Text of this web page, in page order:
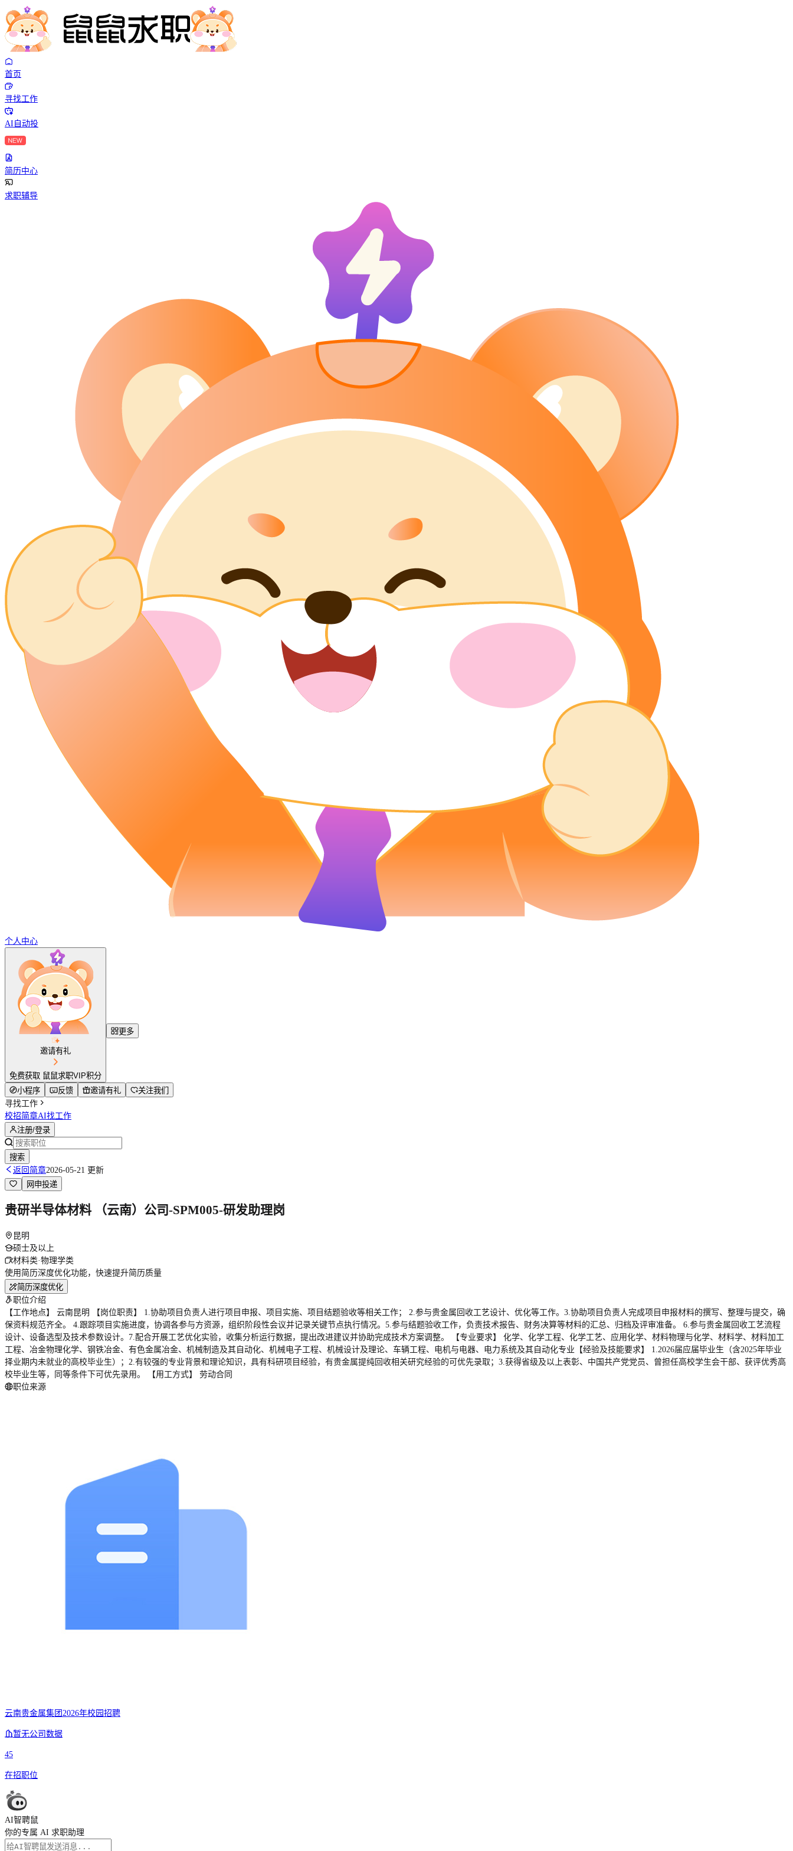
首页
寻找工作
AI自动投
简历中心
求职辅导
个人中心
邀请有礼
免费获取 鼠鼠求职VIP积分
更多
小程序 反馈 邀请有礼
关注我们
寻找工作
校招简章AI找工作
注册/登录
搜索
返回简章2026-05-21 更新
网申投递
贵研半导体材料 （云南）公司-SPM005-研发助理岗
昆明
硕士及以上
材料类·物理学类
使用简历深度优化功能，快速提升简历质量
简历深度优化
职位介绍
【工作地点】 云南昆明 【岗位职责】 1.协助项目负责人进行项目申报、项目实施、项目结题验收等相关工作； 2.参与贵金属回收工艺设计、优化等工作。3.协助项目负责人完成项目申报材料的撰写、整理与提交，确
保资料规范齐全。 4.跟踪项目实施进度，协调各参与方资源，组织阶段性会议并记录关键节点执行情况。5.参与结题验收工作，负责技术报告、财务决算等材料的汇总、归档及评审准备。 6.参与贵金属回收工艺流程
设计、设备选型及技术参数设计。7.配合开展工艺优化实验，收集分析运行数据，提出改进建议并协助完成技术方案调整。 【专业要求】 化学、化学工程、化学工艺、应用化学、材料物理与化学、材料学、材料加工
工程、冶金物理化学、钢铁冶金、有色金属冶金、机械制造及其自动化、机械电子工程、机械设计及理论、车辆工程、电机与电器、电力系统及其自动化专业【经验及技能要求】 1.2026届应届毕业生（含2025年毕业
择业期内未就业的高校毕业生）；2.有较强的专业背景和理论知识，具有科研项目经验，有贵金属提纯回收相关研究经验的可优先录取；3.获得省级及以上表彰、中国共产党党员、曾担任高校学生会干部、获评优秀高
校毕业生等，同等条件下可优先录用。 【用工方式】 劳动合同
职位来源
云南贵金属集团2026年校园招聘
暂无公司数据
45
在招职位
AI智聘鼠
你的专属 AI 求职助理